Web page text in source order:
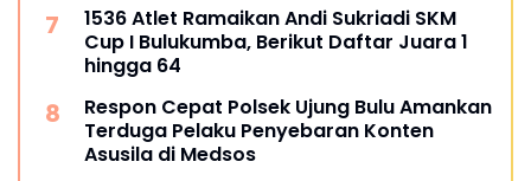
1536 Atlet Ramaikan Andi Sukriadi SKM
Cup I Bulukumba, Berikut Daftar Juara 1
hingga 64
Respon Cepat Polsek Ujung Bulu Amankan
Terduga Pelaku Penyebaran Konten
Asusila di Medsos